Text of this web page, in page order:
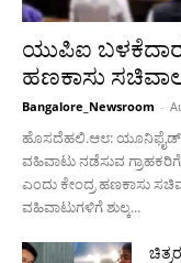
ಯುಪಿಐ
ಹಣಕಾಸು
Bangalore_Newsroom -
ಹೊಸದೆಹಲಿ.ಆ೮:
ವಹಿವಾಟು ನಡೆಸುವ ಗ್ರಾಹಕರಿಗೆ
ಎಂದು ಕೇಂದ್ರ ಹಣಕಾಸು
ವಹಿವಾಟುಗಳಿಗೆ ಶುಲ್ಕ...